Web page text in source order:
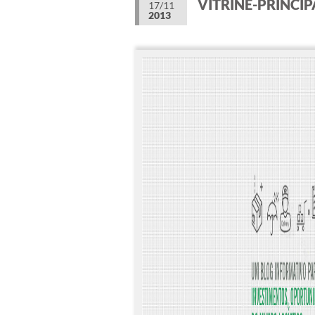
17/11
2013
VITRINE-